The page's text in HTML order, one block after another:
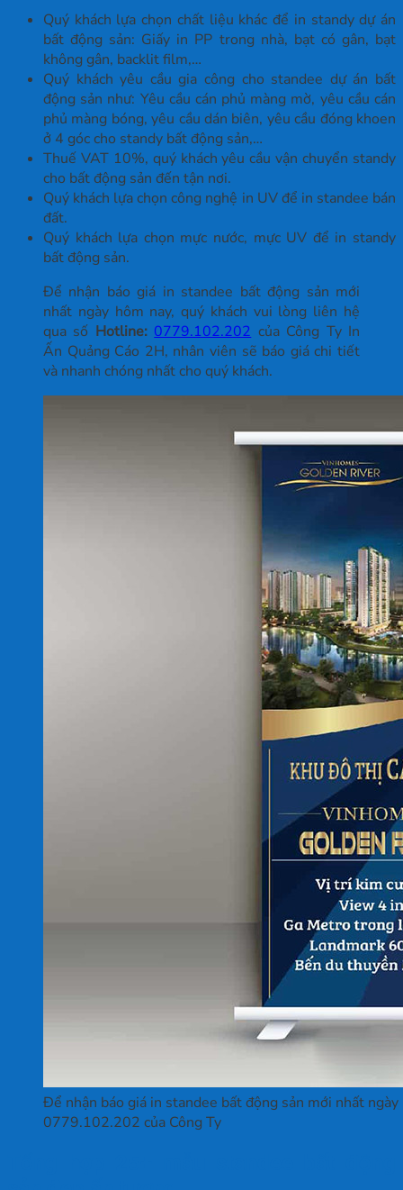
Quý khách lựa chọn chất liệu khác để in standy dự án
bất động sản: Giấy in PP trong nhà, bạt có gân, bạt
không gân, backlit film,…
Quý khách yêu cầu gia công cho standee dự án bất
động sản như: Yêu cầu cán phủ màng mờ, yêu cầu cán
phủ màng bóng, yêu cầu dán biên, yêu cầu đóng khoen
ở 4 góc cho standy bất động sản,…
Thuế VAT 10%, quý khách yêu cầu vận chuyển standy
cho bất động sản đến tận nơi.
Quý khách lựa chọn công nghệ in UV để in standee bán
đất.
Quý khách lựa chọn mực nước, mực UV để in standy
bất động sản.
Để nhận báo giá in standee bất động sản mới
nhất ngày hôm nay, quý khách vui lòng liên hệ
qua số Hotline: 0779.102.202của Công Ty In
Ấn Quảng Cáo 2H, nhân viên sẽ báo giá chi tiết
và nhanh chóng nhất cho quý khách.
Để nhận báo giá in standee bất động sản mới nhất
0779.102.202 của Công Ty